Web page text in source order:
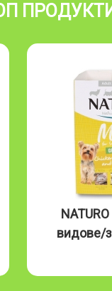
видове/